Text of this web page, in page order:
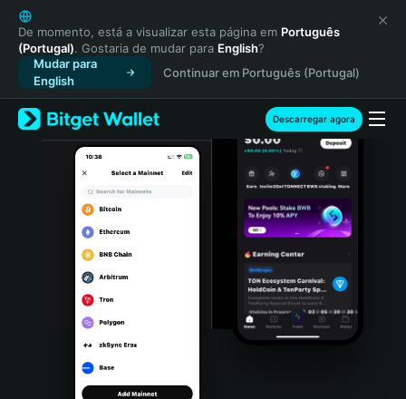
English
日本語
Tiếng Việt
Русский
Español (Latinoamérica)
Türkçe
Italiano
Português (Portugal)
Bahasa Indonesia
Português (Brasil)
De momento, está a visualizar esta página em Português
(Portugal). Gostaria de mudar para English?
Mudar para
English
Continuar em Português (Portugal)
Descarregar agora